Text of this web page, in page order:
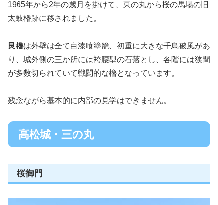
1965年から2年の歳月を掛けて、東の丸から桜の馬場の旧
太鼓櫓跡に移されました。
艮櫓は外壁は全て白漆喰塗籠、初重に大きな千鳥破風があ
り、城外側の三か所には袴腰型の石落とし、各階には狭間
が多数切られていて戦闘的な櫓となっています。
残念ながら基本的に内部の見学はできません。
高松城・三の丸
桜御門